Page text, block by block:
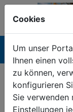
Cookies
Um unser
Ihnen einen
zu können,
konfigurieren
Sie verwenden
Einstellungen
Navigation
Menü